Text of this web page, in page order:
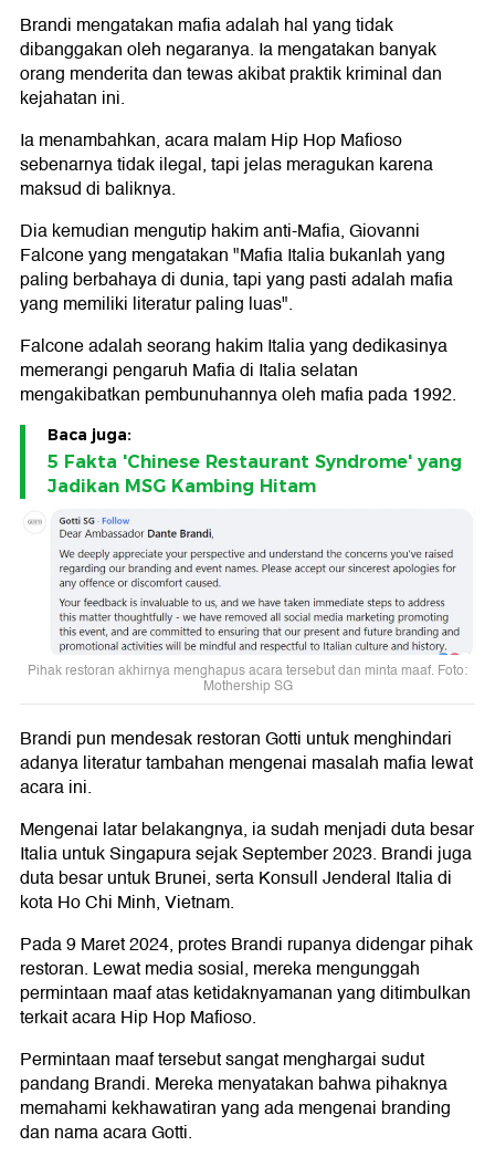
Brandi mengatakan mafia adalah hal yang tidak
dibanggakan oleh negaranya. Ia mengatakan banyak
orang menderita dan tewas akibat praktik kriminal dan
kejahatan ini.
Ia menambahkan, acara malam Hip Hop Mafioso
sebenarnya tidak ilegal, tapi jelas meragukan karena
maksud di baliknya.
Dia kemudian mengutip hakim anti-Mafia, Giovanni
Falcone yang mengatakan "Mafia Italia bukanlah yang
paling berbahaya di dunia, tapi yang pasti adalah mafia
yang memiliki literatur paling luas".
Falcone adalah seorang hakim Italia yang dedikasinya
memerangi pengaruh Mafia di Italia selatan
mengakibatkan pembunuhannya oleh mafia pada 1992.
Baca juga:
5 Fakta 'Chinese Restaurant Syndrome' yang
Jadikan MSG Kambing Hitam
Pihak restoran akhirnya menghapus acara tersebut dan minta maaf. Foto:
Mothership SG
Brandi pun mendesak restoran Gotti untuk menghindari
adanya literatur tambahan mengenai masalah mafia lewat
acara ini.
Mengenai latar belakangnya, ia sudah menjadi duta besar
Italia untuk Singapura sejak September 2023. Brandi juga
duta besar untuk Brunei, serta Konsull Jenderal Italia di
kota Ho Chi Minh, Vietnam.
Pada 9 Maret 2024, protes Brandi rupanya didengar pihak
restoran. Lewat media sosial, mereka mengunggah
permintaan maaf atas ketidaknyamanan yang ditimbulkan
terkait acara Hip Hop Mafioso.
Permintaan maaf tersebut sangat menghargai sudut
pandang Brandi. Mereka menyatakan bahwa pihaknya
memahami kekhawatiran yang ada mengenai branding
dan nama acara Gotti.